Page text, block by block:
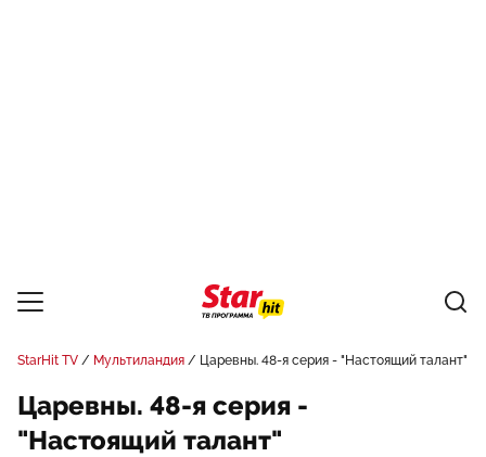
StarHit TV Мультиландия Царевны. 48-я серия - "Настоящий талант"
Царевны. 48-я серия -
"Настоящий талант"